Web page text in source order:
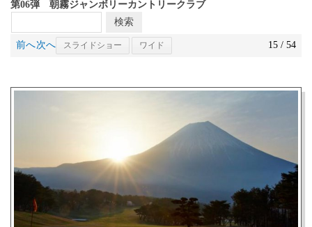
第06弾 朝霧ジャンボリーカントリークラブ
前へ次へ スライドショー ワイド 15 / 54